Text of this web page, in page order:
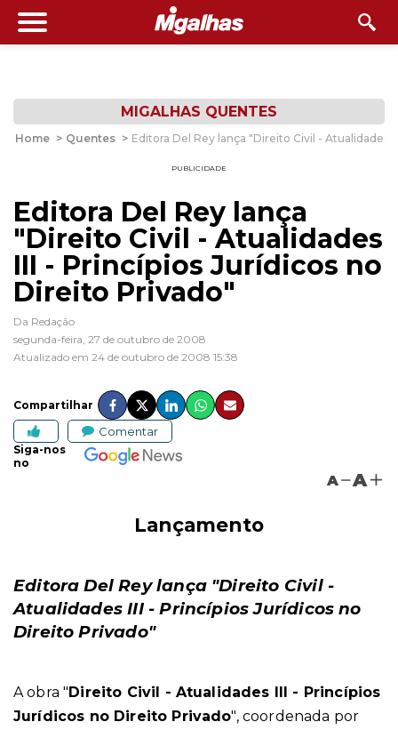
MIGALHAS QUENTES
Home > Quentes > Editora Del Rey lança "Direito Civil - Atualidades
PUBLICIDADE
Editora Del Rey lança
"Direito Civil - Atualidades
III - Princípios Jurídicos no
Direito Privado"
Da Redação
segunda-feira, 27 de outubro de 2008
Atualizado em 24 de outubro de 2008 15:38
Compartilhar
Comentar
Siga-nos
no
A A
Lançamento
Editora Del Rey lança "Direito Civil -
Atualidades III - Princípios Jurídicos no
Direito Privado"
A obra "Direito Civil - Atualidades III - Princípios
Jurídicos no Direito Privado", coordenada por